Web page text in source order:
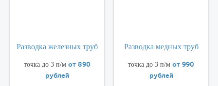
Разводка железных труб
точка до 3 п/м от 890
рублей
Разводка медных труб
точка до 3 п/м от 990
рублей